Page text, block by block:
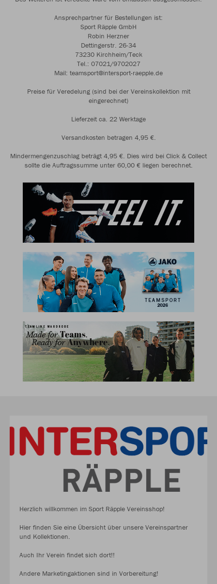
Ansprechpartner für Bestellungen ist:
Sport Räpple GmbH
Robin Herzner
Dettingerstr. 26-34
73230 Kirchheim/Teck
Tel.: 07021/9702027
Mail: teamsport@intersport-raepple.de
Preise für Veredelung (sind bei der Vereinskollektion mit
eingerechnet)
Lieferzeit ca. 22 Werktage
Versandkosten betragen 4,95 €.
Mindermengenzuschlag beträgt 4,95 €. Dies wird bei Click & Collect
sollte die Auftragssumme unter 60,00 € liegen berechnet.
Herzlich willkommen im Sport Räpple Vereinsshop!
Hier finden Sie eine Übersicht über unsere Vereinspartner
und Kollektionen.
Auch Ihr Verein findet sich dort!!
Andere Marketingaktionen sind in Vorbereitung!